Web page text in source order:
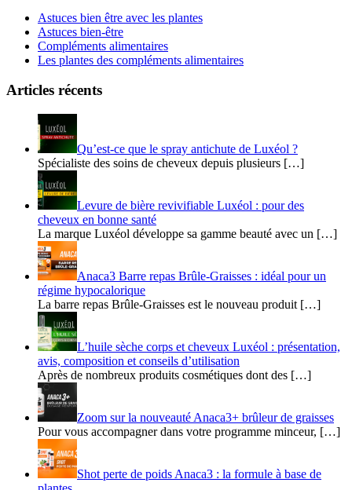
Astuces bien être avec les plantes
Astuces bien-être
Compléments alimentaires
Les plantes des compléments alimentaires
Articles récents
Qu’est-ce que le spray antichute de Luxéol ?
Spécialiste des soins de cheveux depuis plusieurs […]
​​Levure de bière revivifiable Luxéol : pour des
cheveux en bonne santé
La marque Luxéol développe sa gamme beauté avec un […]
Anaca3 Barre repas Brûle-Graisses : idéal pour un
régime hypocalorique
La barre repas Brûle-Graisses est le nouveau produit […]
L’huile sèche corps et cheveux Luxéol : présentation,
avis, composition et conseils d’utilisation
Après de nombreux produits cosmétiques dont des […]
Zoom sur la nouveauté Anaca3+ brûleur de graisses
Pour vous accompagner dans votre programme minceur, […]
Shot perte de poids Anaca3 : la formule à base de